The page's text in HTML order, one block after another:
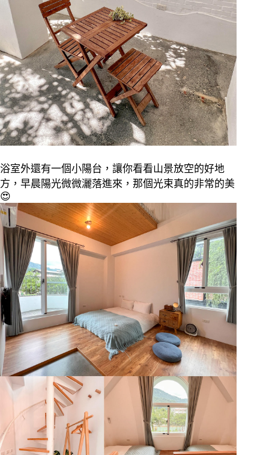
浴室外還有一個小陽台，讓你看看山景放空的好地
方，早晨陽光微微灑落進來，那個光束真的非常的美
😍